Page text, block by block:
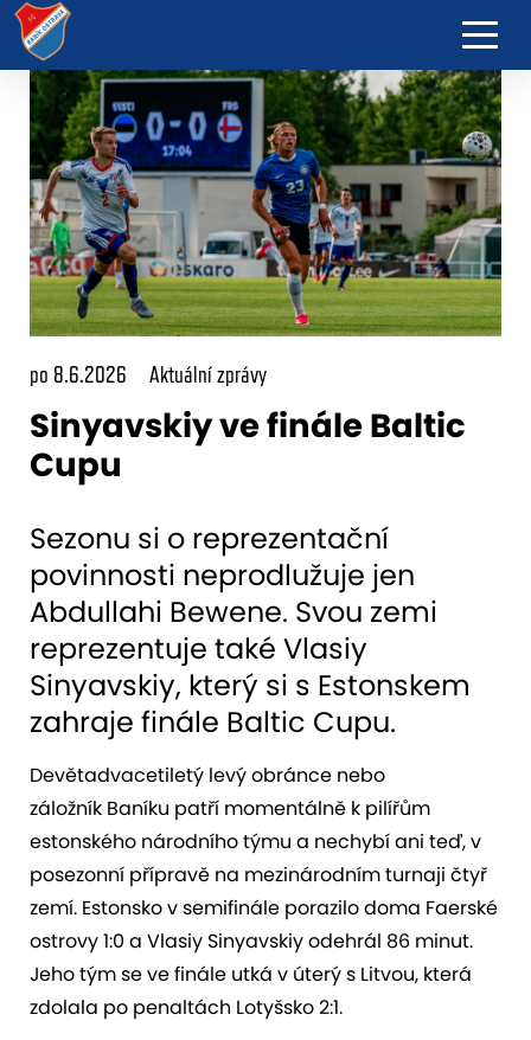
po 8.6.2026 Aktuální zprávy
Sinyavskiy ve finále Baltic
Cupu
Sezonu si o reprezentační
povinnosti neprodlužuje jen
Abdullahi Bewene. Svou zemi
reprezentuje také Vlasiy
Sinyavskiy, který si s Estonskem
zahraje finále Baltic Cupu.
Devětadvacetiletý levý obránce nebo
záložník Baníku patří momentálně k pilířům
estonského národního týmu a nechybí ani teď, v
posezonní přípravě na mezinárodním turnaji čtyř
zemí. Estonsko v semifinále porazilo doma Faerské
ostrovy 1:0 a Vlasiy Sinyavskiy odehrál 86 minut.
Jeho tým se ve finále utká v úterý s Litvou, která
zdolala po penaltách Lotyšsko 2:1.